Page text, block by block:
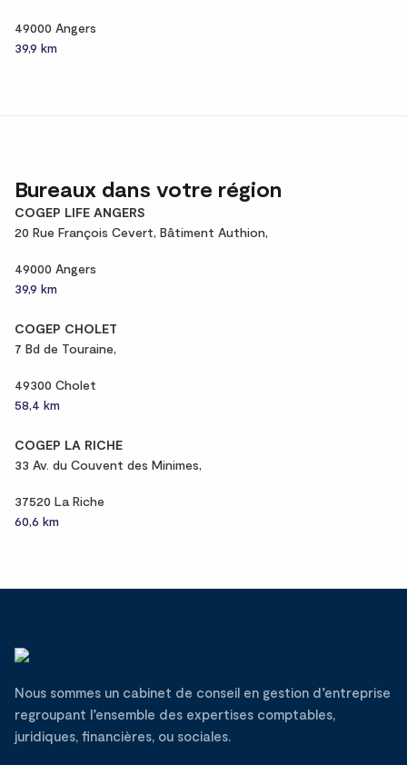
49000 Angers
39,9 km
Bureaux dans votre région
COGEP LIFE ANGERS
20 Rue François Cevert, Bâtiment Authion,
49000 Angers
39,9 km
COGEP CHOLET
7 Bd de Touraine,
49300 Cholet
58,4 km
COGEP LA RICHE
33 Av. du Couvent des Minimes,
37520 La Riche
60,6 km
Nous sommes un cabinet de conseil en gestion d’entreprise
regroupant l’ensemble des expertises comptables,
juridiques, financières, ou sociales.